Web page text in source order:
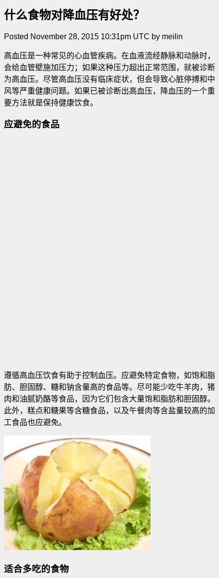
什么食物对降血压有好处？
Posted November 28, 2015 10:31pm UTC by meilin
高血压是一种常见的心血管疾病。在血液流经静脉和动脉时，
会给血管壁施加压力；如果这种压力超出正常范围，就被诊断
为高血压。尽管高血压没有临床症状，但会导致心脏停搏和中
风等严重健康问题。如果已被诊断出高血压，降血压的一个重
要方法就是保持健康饮食。
应避免的食品
遵循高血压饮食有助于控制血压。应避免特定食物，如饱和脂
肪、胆固醇、糖和钠含量高的食品等。尽可能少吃牛羊肉，猪
肉和油腻奶酪等食品，因为它们包含大量饱和脂肪和胆固醇。
此外，糕点和糖果等含糖食品，以及午餐肉等含盐量较高的加
工食品也应避免。
适合多吃的食物